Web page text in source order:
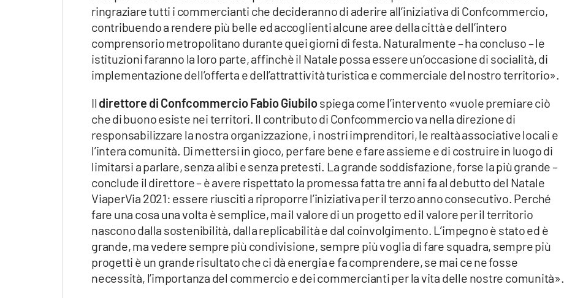
ringraziare tutti i commercianti che decideranno di aderire all’iniziativa di Confcommercio,
contribuendo a rendere più belle ed accoglienti alcune aree della città e dell’intero
comprensorio metropolitano durante quei giorni di festa. Naturalmente – ha concluso – le
istituzioni faranno la loro parte, affinchè il Natale possa essere un’occasione di socialità, di
implementazione dell’offerta e dell’attrattività turistica e commerciale del nostro territorio».
Il direttore di Confcommercio Fabio Giubilospiega come l’intervento «vuole premiare ciò
che di buono esiste nei territori. Il contributo di Confcommercio va nella direzione di
responsabilizzare la nostra organizzazione, i nostri imprenditori, le realtà associative locali e
l’intera comunità. Di mettersi in gioco, per fare bene e fare assieme e di costruire in luogo di
limitarsi a parlare, senza alibi e senza pretesti. La grande soddisfazione, forse la più grande –
conclude il direttore – è avere rispettato la promessa fatta tre anni fa al debutto del Natale
ViaperVia 2021: essere riusciti a riproporre l’iniziativa per il terzo anno consecutivo. Perché
fare una cosa una volta è semplice, ma il valore di un progetto ed il valore per il territorio
nascono dalla sostenibilità, dalla replicabilità e dal coinvolgimento. L’impegno è stato ed è
grande, ma vedere sempre più condivisione, sempre più voglia di fare squadra, sempre più
progetti è un grande risultato che ci dà energia e fa comprendere, se mai ce ne fosse
necessità, l’importanza del commercio e dei commercianti per la vita delle nostre comunità».